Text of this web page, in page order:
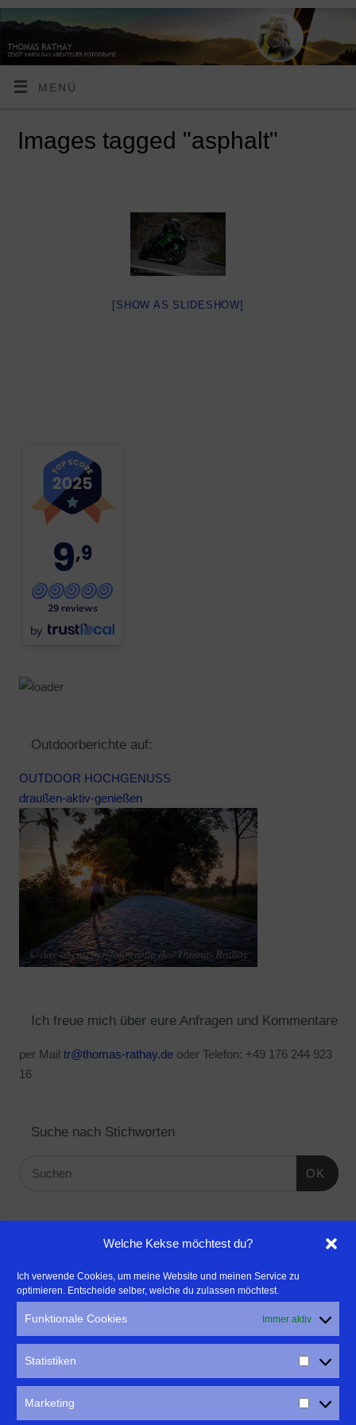
Welche Kekse möchtest du?
Ich verwende Cookies, um meine Website und meinen Service zu
optimieren. Entscheide selber, welche du zulassen möchtest.
Funktionale Cookies Immer aktiv
Statistiken
Marketing
MENÜ
Images tagged "asphalt"
[SHOW AS SLIDESHOW]
9,9
29 reviews
by
Outdoorberichte auf:
OUTDOOR HOCHGENUSS
draußen-aktiv-genießen
Ich freue mich über eure Anfragen und Kommentare
per Mail tr@thomas-rathay.deoder Telefon: +49 176 244 923
16
Suche nach Stichworten
OK
- Für professionelle Fotografen, die ihre Stärken mehr in den
Fokus rücken wollen, empfehle ich eine Beratung durch Frau
Dr. Martina Mettner